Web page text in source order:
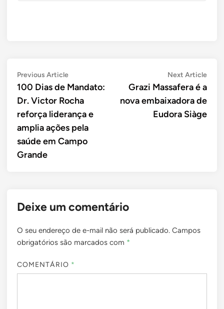
Navegação
de
Post
Previous ArticlePrevious
article:
100 Dias de Mandato:
Dr. Victor Rocha
reforça liderança e
amplia ações pela
saúde em Campo
Grande
Next ArticleNext
Grazi Massafera é a
nova embaixadora de
Eudora Siàge
Deixe um comentário
O seu endereço de e-mail não será publicado. Campos
obrigatórios são marcados com *
COMENTÁRIO *